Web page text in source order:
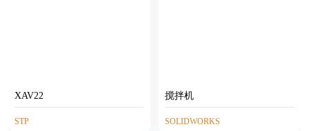
XAV22
STP
搅拌机
SOLIDWORKS